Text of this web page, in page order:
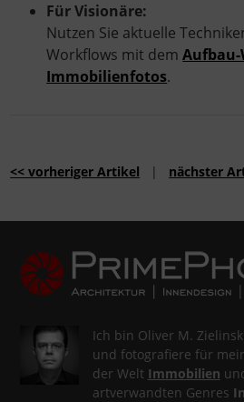
Für Visionäre:
Nutzen Sie aktuelle
Workflows mit dem
Immobilienfotos.
<< vorheriger Artikel | nächster
Ich bin Oliver M.
und fotografiere für
der Welt Immobilien
artverwandten Genres